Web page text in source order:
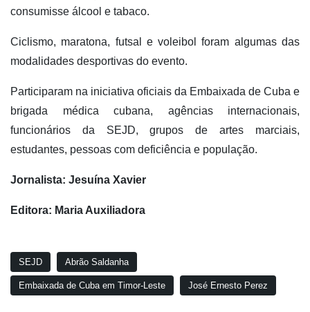
consumisse álcool e tabaco.
Ciclismo, maratona, futsal e voleibol foram algumas das
modalidades desportivas do evento.
Participaram na iniciativa oficiais da Embaixada de Cuba e
brigada médica cubana, agências internacionais,
funcionários da SEJD, grupos de artes marciais,
estudantes, pessoas com deficiência e população.
Jornalista: Jesuína Xavier
Editora: Maria Auxiliadora
SEJD Abrão Saldanha
Embaixada de Cuba em Timor-Leste José Ernesto Perez